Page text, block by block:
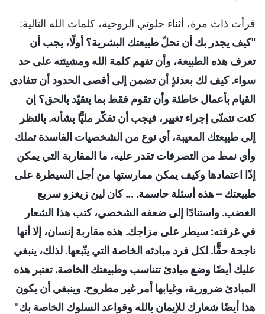
قرأت ذات مرة، أثناء خلوتي الروحية، كلمات الله التالية:
"كيف يجدر بك أن تحلّ طبيعتك البشرية؟ أولًا، يجب أن
تعرف هذه الطبيعة، وأن تفهم كلمة الله ومشيئته على حد
سواء. كيف لك بعدئذٍ أن تضمن إلى أقصى الحدود أن تتفادى
القيام بأعمال خاطئة وأن تقوم فقط بما يتقيّد بالحق؟ إن
كنت تتمنّى إجراء تغيير، فيجب أن تفكّر مليًّا بشأنه. بالنظر
إلى طبيعتك المعيبة، أي نوع من الشخصيات الفاسدة تملك
وأي نمط من التصرفات تقدر عليه، ما المقاربة التي يمكن
إذًا اعتمادها وكيف يمكن ممارستها من أجل السيطرة على
طبيعتك – هذه أسئلة حاسمة. ... كان لين زيغزو سريع
الغضب. واستنادًا إلى ضعفه الشخصي، كتب هذا الشعار
في غرفته: سيطر على مزاجك. هذه مقاربة إنسان، إلا أنها
ناجحة حقًّا. لكل فرد مبادئه الخاصة التي يتّبعها. لذلك، ينبغي
عليك أيضًا وضع مبادئ تتناسب وطبيعتك الخاصة. تعتبر هذه
المبادئ ضرورية، وغيابها أمر غير مطروح. وينبغي أن يكون
هذا أيضًا شعارك للإيمان بالله وقواعد السلوك الخاصة بك"